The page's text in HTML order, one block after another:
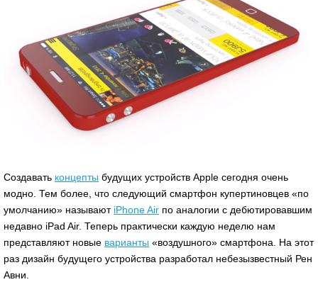
Создавать концепты будущих устройств Apple сегодня очень
модно. Тем более, что следующий смартфон купертиновцев «по
умолчанию» называют iPhone Air по аналогии с дебютировавшим
недавно iPad Air. Теперь практически каждую неделю нам
представляют новые варианты «воздушного» смартфона. На этот
раз дизайн будущего устройства разработал небезызвестный Рен
Авни.